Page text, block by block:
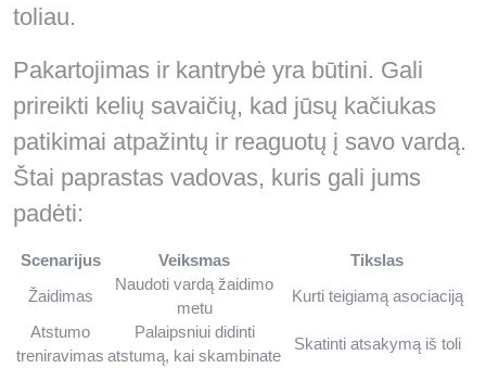
toliau.
Pakartojimas ir kantrybė yra būtini. Gali
prireikti kelių savaičių, kad jūsų kačiukas
patikimai atpažintų ir reaguotų į savo vardą.
Štai paprastas vadovas, kuris gali jums
padėti:
Scenarijus Veiksmas
Tikslas
Žaidimas
Naudoti vardą žaidimo
metu
Kurti teigiamą asociaciją
Atstumo
treniravimas
Palaipsniui didinti
atstumą, kai skambinate
Skatinti atsakymą iš toli